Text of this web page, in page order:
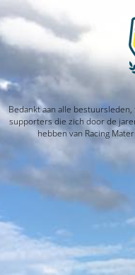
Bedankt aan alle
supporters die zich door de
hebben van Racing